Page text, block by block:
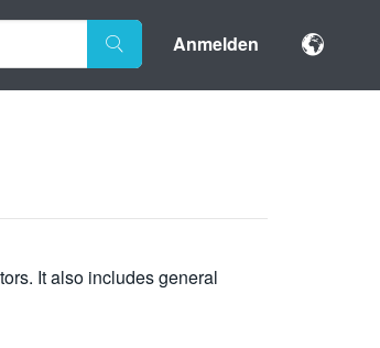
Anmelden
It also includes general